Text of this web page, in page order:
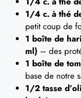
1/4 c. à thé
petit coup de
1 boîte de
ml) – des
1 boîte de
base de notre
1/2 tasse